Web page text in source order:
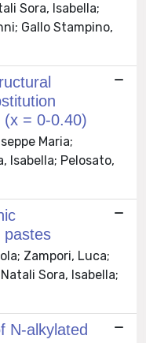
Sora, Isabella;
Gallo Stampino,
(x = 0-0.40)
Maria;
Isabella; Pelosato,
pastes
Zampori, Luca;
Sora, Isabella;
N-alkylated